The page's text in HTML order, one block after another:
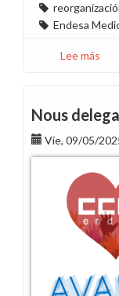
Endesa
Lee más
de
ICT
Nous
Vie, 09/05/